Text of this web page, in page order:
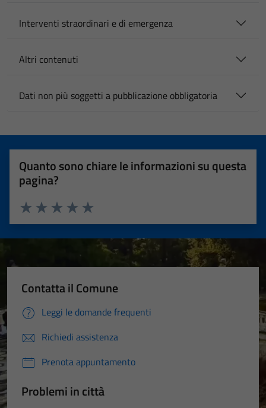
Interventi straordinari e di emergenza
Altri contenuti
Dati non più soggetti a pubblicazione obbligatoria
Quanto sono chiare le informazioni su questa
pagina?
Valuta 5 stelle su 5
Valuta 4 stelle su 5
Valuta 3 stelle su 5
Valuta 2 stelle su 5
Valuta 1 stelle su 5
Contatta il Comune
Leggi le domande frequenti
Richiedi assistenza
Prenota appuntamento
Problemi in città